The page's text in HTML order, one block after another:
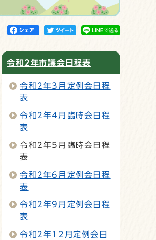
令和2年市議会日程表
令和2年3月定例会日程
表
令和2年4月臨時会日程
表
令和2年5月臨時会日程
表
令和2年6月定例会日程
表
令和2年9月定例会日程
表
令和2年12月定例会日